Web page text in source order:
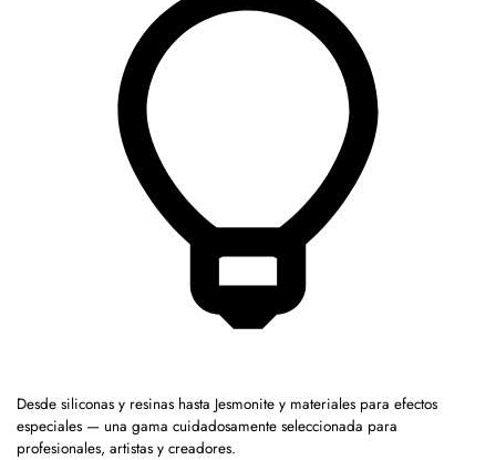
Desde siliconas y resinas hasta Jesmonite y materiales para efectos
especiales — una gama cuidadosamente seleccionada para
profesionales, artistas y creadores.